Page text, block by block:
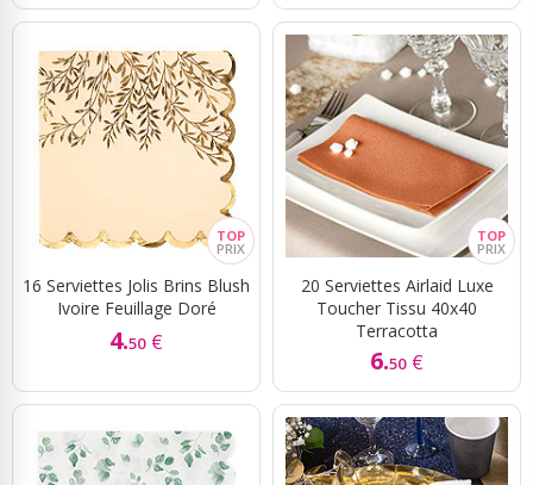
16 Serviettes Jolis Brins Blush
Ivoire Feuillage Doré
4.50 €
20 Serviettes Airlaid Luxe
Toucher Tissu 40x40
Terracotta
6.50 €